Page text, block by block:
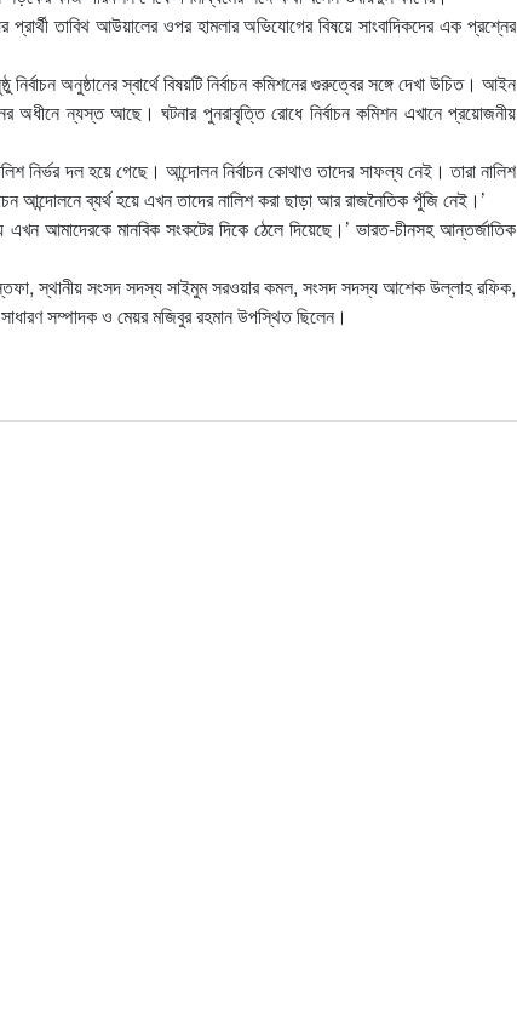
তাবিথ আউয়ালের ওপর হামলার অভিযোগের বিষয়ে সাংবাদিকদের এক প্রশ্নের
অনুষ্ঠানের স্বার্থে বিষয়টি নির্বাচন কমিশনের গুরুত্বের সঙ্গে দেখা উচিত। আইন
অধীনে ন্যস্ত আছে। ঘটনার পুনরাবৃত্তি রোধে নির্বাচন কমিশন এখানে প্রয়োজনীয়
নির্ভর দল হয়ে গেছে। আন্দোলন নির্বাচন কোথাও তাদের সাফল্য নেই। তারা নালিশ
আন্দোলনে ব্যর্থ হয়ে এখন তাদের নালিশ করা ছাড়া আর রাজনৈতিক পুঁজি নেই।’
এখন আমাদেরকে মানবিক সংকটের দিকে ঠেলে দিয়েছে।’ ভারত-চীনসহ আন্তর্জাতিক
স্থানীয় সংসদ সদস্য সাইমুম সরওয়ার কমল, সংসদ সদস্য আশেক উল্লাহ রফিক,
সম্পাদক ও মেয়র মজিবুর রহমান উপস্থিত ছিলেন।